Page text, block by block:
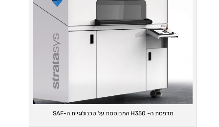
מדפסת ה- H350 המבוססת על טכנולוגיית ה-SAF